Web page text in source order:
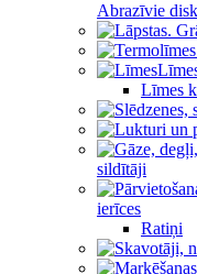
Abrazīvie
Līmes
sildītāji
ierīces
Ratiņi